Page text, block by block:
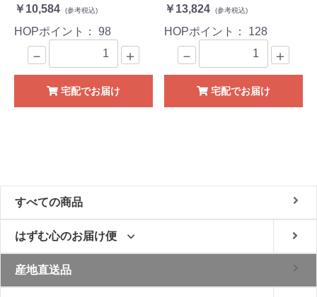
￥10,584
(参考税込)
HOPポイント： 98
－ ＋
宅配でお届け
￥13,824
(参考税込)
HOPポイント： 128
－ ＋
宅配でお届け
すべての商品
はずむ心のお届け便
産地直送品